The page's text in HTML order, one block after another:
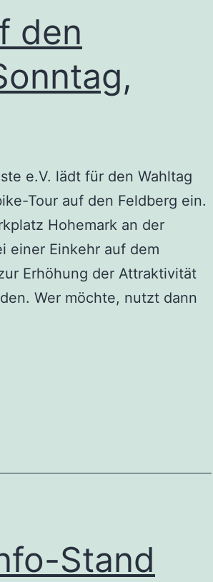
den
e.V. lädt für den Wahltag
Tour auf den Feldberg ein.
Hohemark an der
einer Einkehr auf dem
Erhöhung der Attraktivität
Wer möchte, nutzt dann
Stand